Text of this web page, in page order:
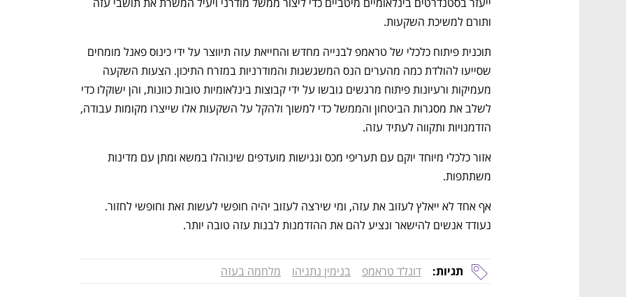
ותורם למשיכת השקעות.
הזדמנויות ותקווה לעתיד עזה.
משתתפות.
נעודד אנשים להישאר ונציע להם את ההזדמנות לבנות עזה טובה יותר.
תגיות: דונלד טראמפ בנימין נתניהו מלחמה בעזה